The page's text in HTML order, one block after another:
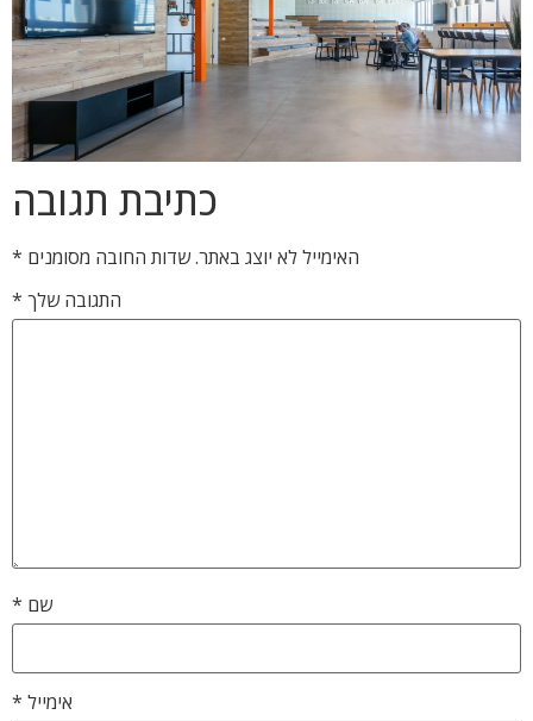
כתיבת תגובה
האימייל לא יוצג באתר.שדות החובה מסומנים *
התגובה שלך *
שם *
אימייל *